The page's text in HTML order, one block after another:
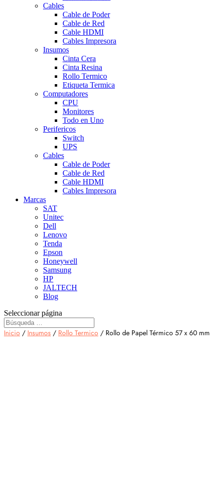
Cables
Cable de Poder
Cable de Red
Cable HDMI
Cables Impresora
Insumos
Cinta Cera
Cinta Resina
Rollo Termico
Etiqueta Termica
Computadores
CPU
Monitores
Todo en Uno
Perifericos
Switch
UPS
Cables
Cable de Poder
Cable de Red
Cable HDMI
Cables Impresora
Marcas
SAT
Unitec
Dell
Lenovo
Tenda
Epson
Honeywell
Samsung
HP
JALTECH
Blog
Seleccionar página
Inicio / Insumos / Rollo Termico / Rollo de Papel Térmico 57 x 60 mm